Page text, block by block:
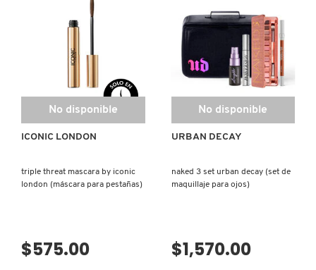
JEAN PAUL GAULTIER
KAYALI
No disponible
ICONIC LONDON
triple threat mascara by iconic
london (máscara para pestañas)
$575.00
No disponible
URBAN DECAY
naked 3 set urban decay (set de
maquillaje para ojos)
$1,570.00